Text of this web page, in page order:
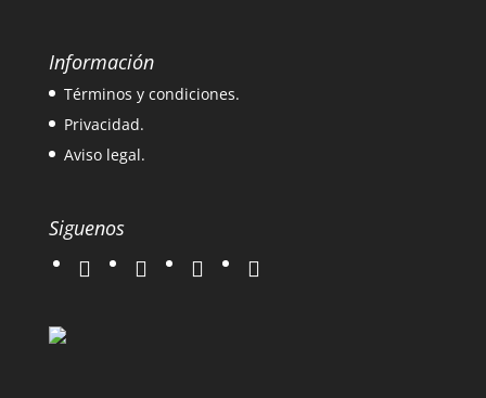
Información
Términos y condiciones.
Privacidad.
Aviso legal.
Siguenos
twitter instagramfacebook google